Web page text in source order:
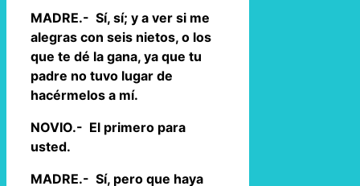
MADRE.- Sí, sí; y a ver si me
alegras con seis nietos, o los
que te dé la gana, ya que tu
padre no tuvo lugar de
hacérmelos a mí.
NOVIO.- El primero para
usted.
MADRE.- Sí, pero que haya